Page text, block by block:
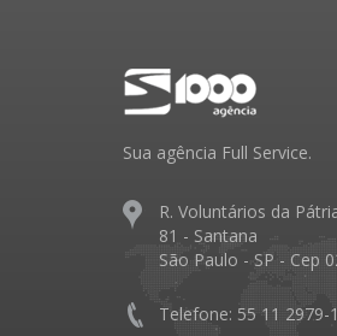
Sua agência Full Service.
R. Voluntários da
81 - Santana
São Paulo - SP - Cep
Telefone: 55 11 2979-